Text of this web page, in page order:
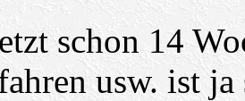
schon 14
usw. ist